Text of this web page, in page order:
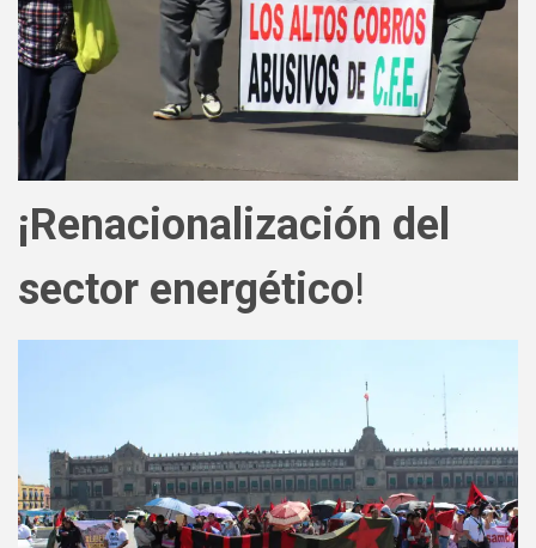
¡Renacionalización del
sector energético!